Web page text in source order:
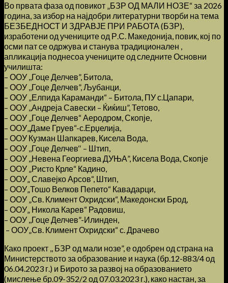
Во првата фаза од повикот „БЗР ОД МАЛИ НОЗЕ“ за 2026
година, за избор на најдобри литературни творби на тема
БЕЗБЕДНОСТ И ЗДРАВЈЕ ПРИ РАБОТА (БЗР),
изработени од учениците од Р.С. Македонија, повик, кој по
осми пат се одржува и станува традиционален ,
апликација поднесоа учениците од следните Основни
училишта:
– ООУ ,,Гоце Делчев”, Битола,
– ООУ ,,Гоце Делчев”, Љубанци,
– ООУ „Елпида Караманди“ – Битола, ПУ с.Цапари,
– ООУ ,,Андреја Савески – Ќиќиш”, Тетово,
– ООУ „Гоце Делчев“ Аеродром, Скопје,
– ООУ„Даме Груев“-с.Ерџелија,
– ООУ Кузман Шапкарев, Кисела Вода,
– ООУ ,,Гоце Делчев‘‘ – Штип,
– ООУ ,,Невена Георгиева ДУЊА”, Кисела Вода, Скопје
– ООУ „Ристо Крле“ Кадино,
– ООУ„ Славејко Арсов“, Штип,
– ООУ„Тошо Велков Пепето“ Кавадарци,
– ООУ „Св. Климент Охридски“, Македонски Брод,
– ООУ„ Никола Карев“ Радовиш,
– ООУ ,,Гоце Делчев”-Илинден,
– ООУ„Св. Климент Охридски“ с. Драчево
Како проект ,, БЗР од мали нозе”, е одобрен од страна на
Министерството за образование и наука (бр.12-883/4 од
06.04.2023 г.) и Бирото за развој на образованието
(мислење бр.09-352/2 од 07.03.2023 г.), како настан, за